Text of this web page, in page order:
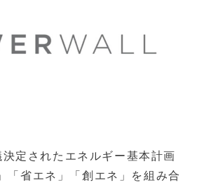
定されたエネルギー基本計画
「省エネ」「創エネ」を組み合